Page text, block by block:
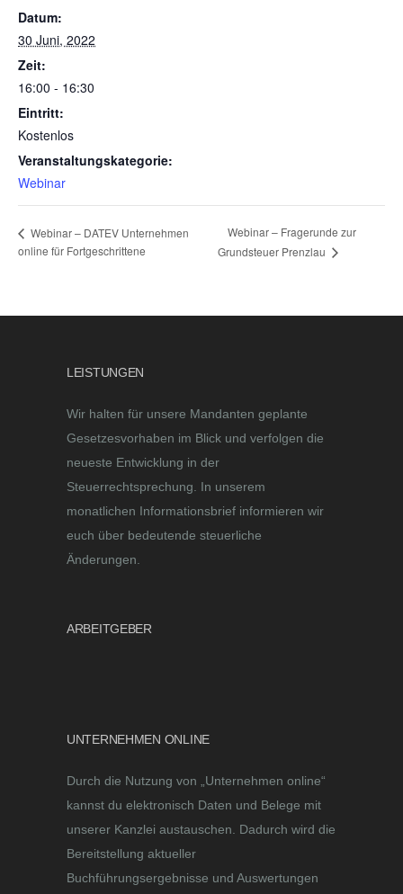
Datum:
30 Juni, 2022
Zeit:
16:00 - 16:30
Eintritt:
Kostenlos
Veranstaltungskategorie:
Webinar
Webinar – DATEV Unternehmen
online für Fortgeschrittene
Webinar – Fragerunde zur
Grundsteuer Prenzlau
LEISTUNGEN
Wir halten für unsere Mandanten geplante
Gesetzesvorhaben im Blick und verfolgen die
neueste Entwicklung in der
Steuerrechtsprechung. In unserem
monatlichen Informationsbrief informieren wir
euch über bedeutende steuerliche
Änderungen.
ARBEITGEBER
UNTERNEHMEN ONLINE
Durch die Nutzung von „Unternehmen online“
kannst du elektronisch Daten und Belege mit
unserer Kanzlei austauschen. Dadurch wird die
Bereitstellung aktueller
Buchführungsergebnisse und Auswertungen